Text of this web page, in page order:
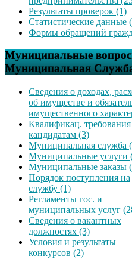
Результаты проверок (1)
Статистические данные
Формы обращений
Муниципальные
Муниципальная
Сведения о доходах,
об имуществе и
имущественного
Квалификац.
кандидатам (3)
Муниципальная служба
Муниципальные услуги
Муниципальные заказы
Порядок поступления на
службу (1)
Регламенты гос. и
муниципальных услуг
Сведения о вакантных
должностях (3)
Условия и результаты
конкурсов (2)